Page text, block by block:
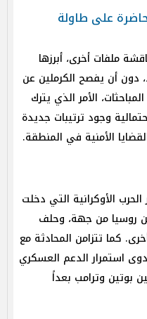
على طاولة
ملفات أخرى، أبرزها
دون أن يفصح الكرملين عن
الأمر الذي يترك
وجود ترتيبات جديدة
الأمنية في المنطقة.
الأوكرانية التي دخلت
روسيا من جهة، وحلف
كما تتزامن المحادثة مع
استمرار الدعم العسكري
بوتين وترامب بعداً